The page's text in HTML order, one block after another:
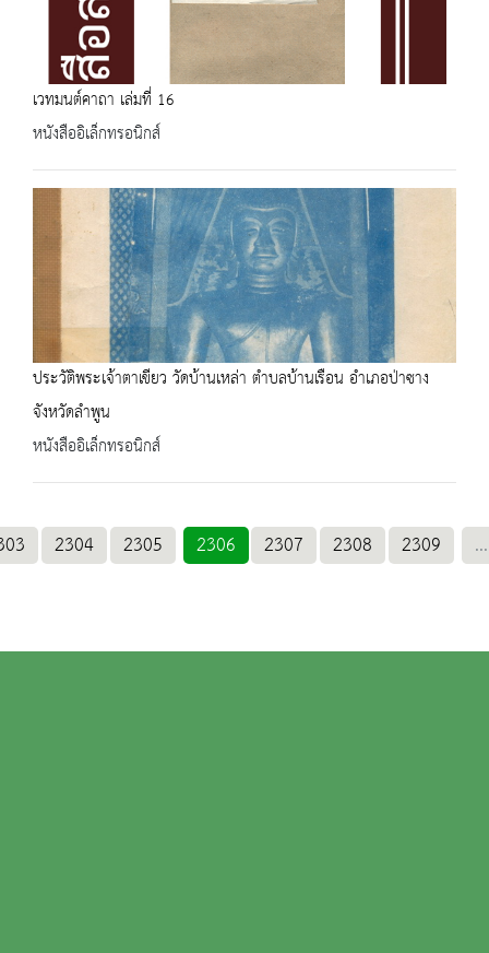
เวทมนต์คาถา เล่มที่ 16
หนังสืออิเล็กทรอนิกส์
ประวัติพระเจ้าตาเขียว วัดบ้านเหล่า ตำบลบ้านเรือน อำเภอป่าซาง
จังหวัดลำพูน
หนังสืออิเล็กทรอนิกส์
2304 2305 2306 2307 2308 2309 ...